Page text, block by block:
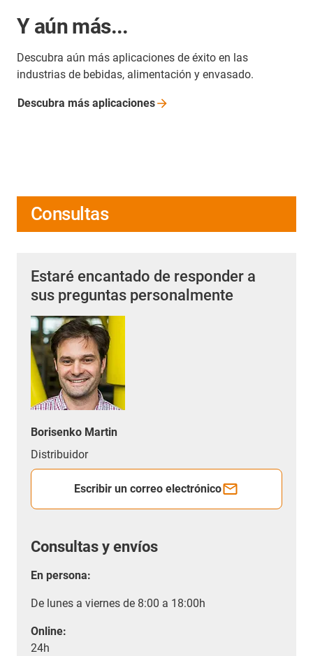
Y aún más...
Descubra aún más aplicaciones de éxito en las
industrias de bebidas, alimentación y envasado.
Descubra más aplicaciones
Consultas
Estaré encantado de responder a
sus preguntas personalmente
Borisenko Martin
Distribuidor
Escribir un correo electrónico
Consultas y envíos
En persona:
De lunes a viernes de 8:00 a 18:00h
Online:
24h